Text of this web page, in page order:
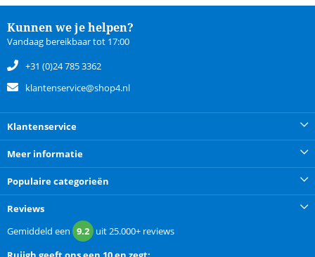
Kunnen we je helpen?
Vandaag bereikbaar tot 17:00
+31 (0)24 785 3362
klantenservice@shop4.nl
Klantenservice
Meer informatie
Populaire categorieën
Reviews
Gemiddeld een 9.2 uit25.000+ reviews